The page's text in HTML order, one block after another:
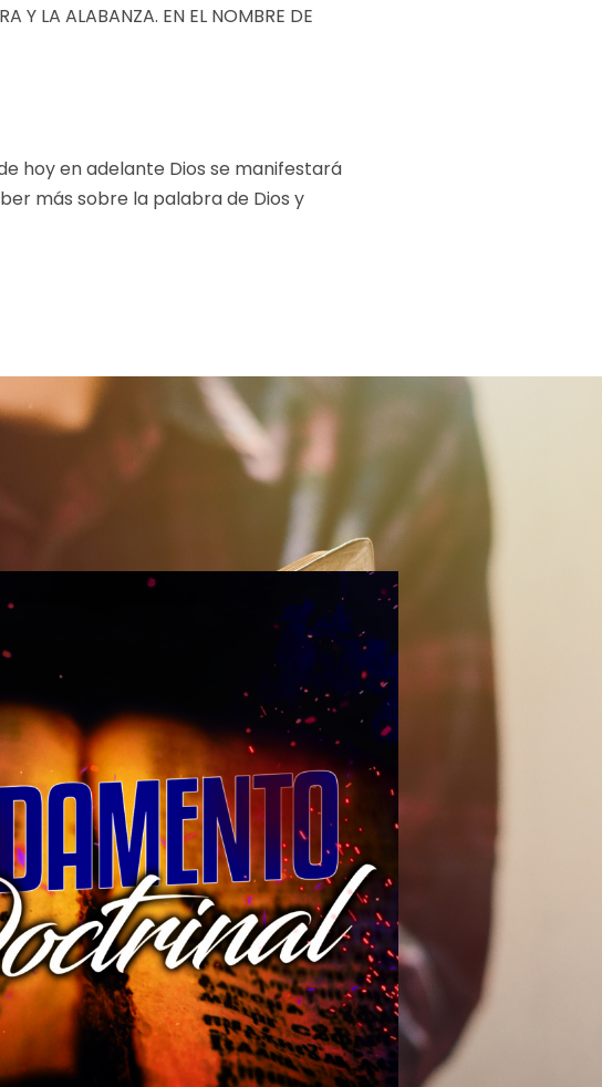
Y LA ALABANZA. EN EL NOMBRE DE
hoy en adelante Dios se manifestará
más sobre la palabra de Dios y